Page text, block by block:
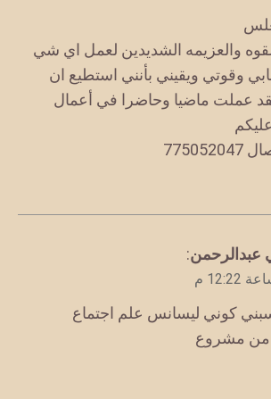
والعزيمه الشديدين لعمل اي شي
وقوتي ويقيني بأنني استطيع ان
عملت ماضيا وحاضرا في أعمال
عبدالرحمن:
كوني ليسانس علم اجتماع
من مشروع